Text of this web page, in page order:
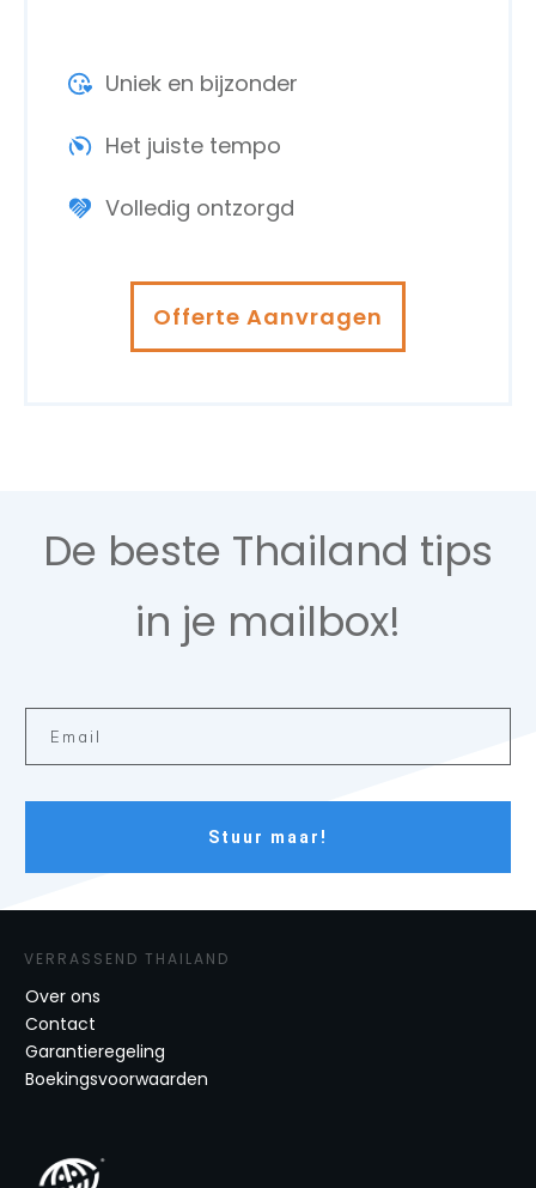
Uniek en bijzonder
Het juiste tempo
Volledig ontzorgd
Offerte Aanvragen
De beste Thailand tips
in je mailbox!
Stuur maar!
VERRASSEND THAILAND
Over ons
Contact
Garantieregeling
Boekingsvoorwaarden